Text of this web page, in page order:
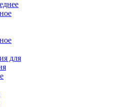
для